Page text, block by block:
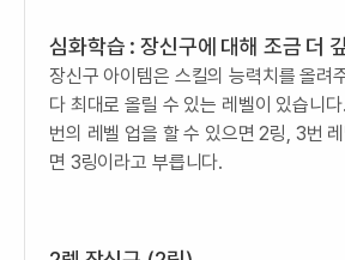
심화학습 : 장신구에 대해 조금 더
장신구 아이템은 스킬의 능력치를 올려
다 최대로 올릴 수 있는 레벨이 있습니
번의 레벨 업을 할 수 있으면 2링, 3번
면 3링이라고 부릅니다.